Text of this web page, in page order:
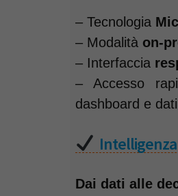
– Tecnologia
– Modalità on-
– Interfaccia
– Accesso
dashboard e
Intelligenza
Dai dati alle